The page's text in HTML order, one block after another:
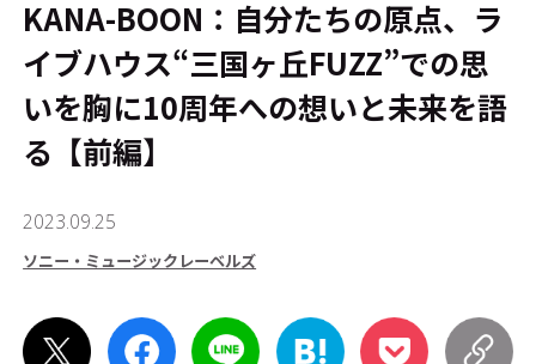
KANA-BOON：自分たちの原点、ラ
イブハウス“三国ヶ丘FUZZ”での思
いを胸に10周年への想いと未来を語
る【前編】
2023.09.25
ソニー・ミュージックレーベルズ